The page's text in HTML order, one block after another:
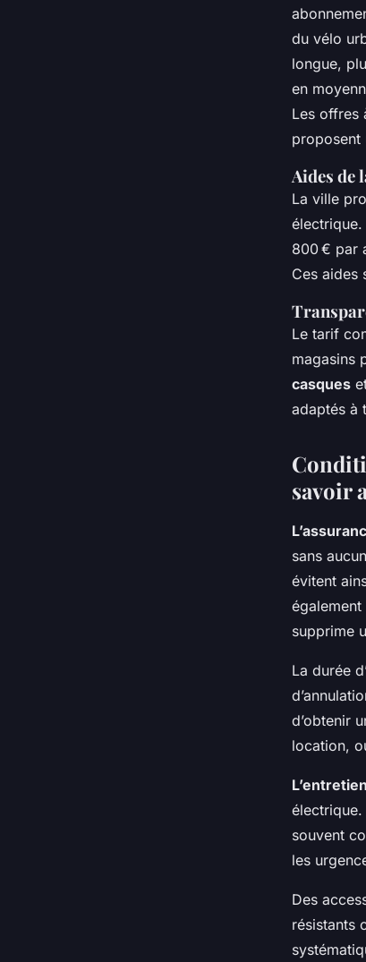
du vélo
longue,
en
Les offres
proposent
Aides de
La ville
électrique.
800 € par
Ces aides
Le tarif
magasins
casques
adaptés à
savoir
sans
évitent
supprime
La durée
d’obtenir
location,
électrique.
souvent
les
Des
résistants